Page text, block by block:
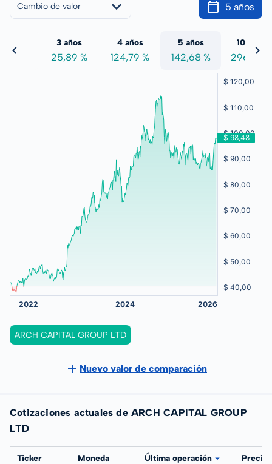
Cambio de valor 5 años
%
3 años
25,89 %
4 años
124,79 %
5 años
142,68 %
10 años
296,78 %
ARCH CAPITAL GROUP LTD
Nuevo valor de comparación
Cotizaciones actuales de ARCH CAPITAL GROUP
LTD
Bolsa
Ticker Moneda Última operación Precio